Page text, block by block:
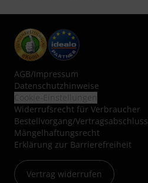
AGB/Impressum
Datenschutzhinweise
Widerrufsrecht für Verbraucher
Bestellvorgang/Vertragsabschluss
Mängelhaftungsrecht
Erklärung zur Barrierefreiheit
Vertrag widerrufen